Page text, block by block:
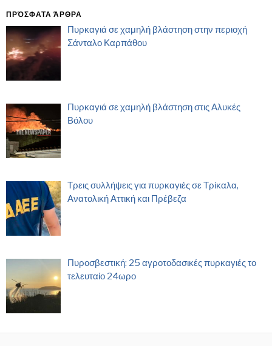
ΠΡΌΣΦΑΤΑ ΆΡΘΡΑ
Πυρκαγιά σε χαμηλή βλάστηση στην περιοχή
Σάνταλο Καρπάθου
Πυρκαγιά σε χαμηλή βλάστηση στις Αλυκές
Βόλου
Τρεις συλλήψεις για πυρκαγιές σε Τρίκαλα,
Ανατολική Αττική και Πρέβεζα
Πυροσβεστική: 25 αγροτοδασικές πυρκαγιές το
τελευταίο 24ωρο